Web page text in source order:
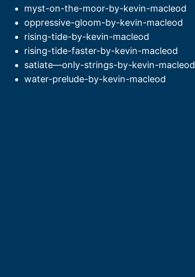
myst-on-the-moor-by-kevin-macleod
oppressive-gloom-by-kevin-macleod
rising-tide-by-kevin-macleod
rising-tide-faster-by-kevin-macleod
satiate—only-strings-by-kevin-macleod
water-prelude-by-kevin-macleod